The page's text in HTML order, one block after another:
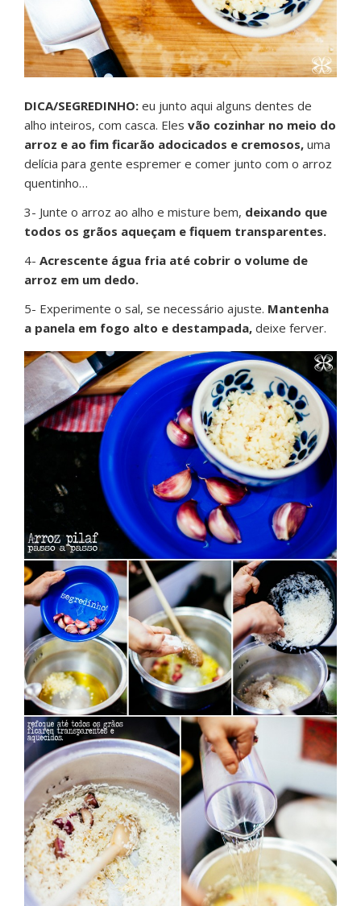
DICA/SEGREDINHO: eu junto aqui alguns dentes de
alho inteiros, com casca. Eles vão cozinhar no meio do
arroz e ao fim ficarão adocicados e cremosos, uma
delícia para gente espremer e comer junto com o arroz
quentinho…
3- Junte o arroz ao alho e misture bem, deixando que
todos os grãos aqueçam e fiquem transparentes.
4- Acrescente água fria até cobrir o volume de
arroz em um dedo.
5- Experimente o sal, se necessário ajuste. Mantenha
a panela em fogo alto e destampada, deixe ferver.